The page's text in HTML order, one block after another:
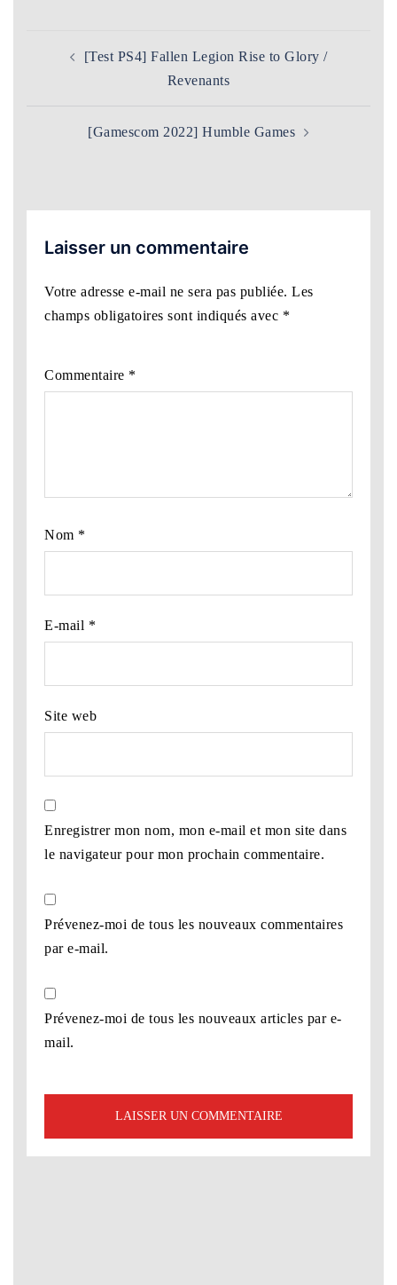
d’article[Test PS4] Fallen Legion Rise to Glory /
Revenants
[Gamescom 2022] Humble Games
Laisser un commentaire
Votre adresse e-mail ne sera pas publiée. Les
champs obligatoires sont indiqués avec *
Commentaire *
Nom *
E-mail *
Site web
Enregistrer mon nom, mon e-mail et mon site dans
le navigateur pour mon prochain commentaire.
Prévenez-moi de tous les nouveaux commentaires
par e-mail.
Prévenez-moi de tous les nouveaux articles par e-
mail.